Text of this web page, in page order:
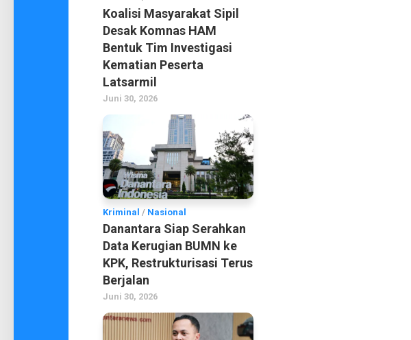
Koalisi Masyarakat Sipil
Desak Komnas HAM
Bentuk Tim Investigasi
Kematian Peserta
Latsarmil
Juni 30, 2026
Kriminal / Nasional
Danantara Siap Serahkan
Data Kerugian BUMN ke
KPK, Restrukturisasi Terus
Berjalan
Juni 30, 2026